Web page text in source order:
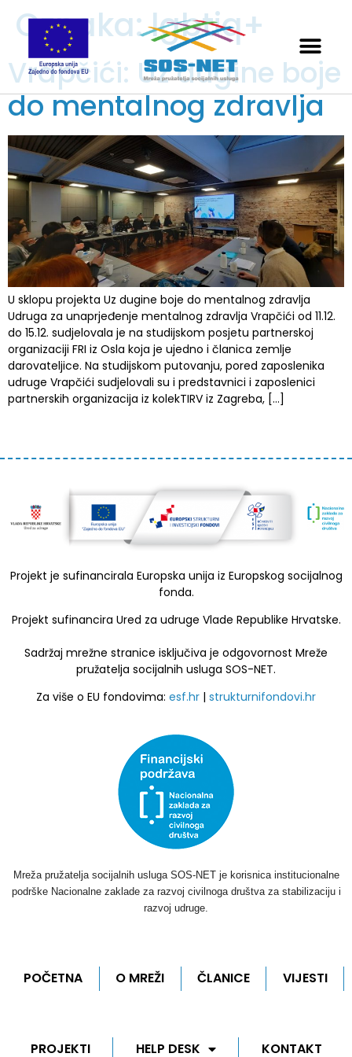
Oznaka:lgbtiq+
Vrapčići: Uz dugine boje
do mentalnog zdravlja
U sklopu projekta Uz dugine boje do mentalnog zdravlja
Udruga za unaprjeđenje mentalnog zdravlja Vrapčići od 11.12.
do 15.12. sudjelovala je na studijskom posjetu partnerskoj
organizaciji FRI iz Osla koja je ujedno i članica zemlje
darovateljice. Na studijskom putovanju, pored zaposlenika
udruge Vrapčići sudjelovali su i predstavnici i zaposlenici
partnerskih organizacija iz kolekTIRV iz Zagreba, […]
Projekt je sufinancirala Europska unija iz Europskog socijalnog
fonda.
Projekt sufinancira Ured za udruge Vlade Republike Hrvatske.
Sadržaj mrežne stranice isključiva je odgovornost Mreže
pružatelja socijalnih usluga SOS-NET.
Za više o EU fondovima: esf.hr | strukturnifondovi.hr
Mreža pružatelja socijalnih usluga SOS-NET je korisnica institucionalne
podrške Nacionalne zaklade za razvoj civilnoga društva za stabilizaciju i
razvoj udruge.
POČETNA O MREŽI ČLANICE VIJESTI
PROJEKTI HELP DESK KONTAKT